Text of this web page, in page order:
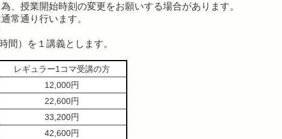
、授業開始時刻の変更をお願いする場合があります。
常通り行います。
）を１講義とします。
レギュラー1コマ受講の方
12,000円
22,600円
33,200円
42,600円